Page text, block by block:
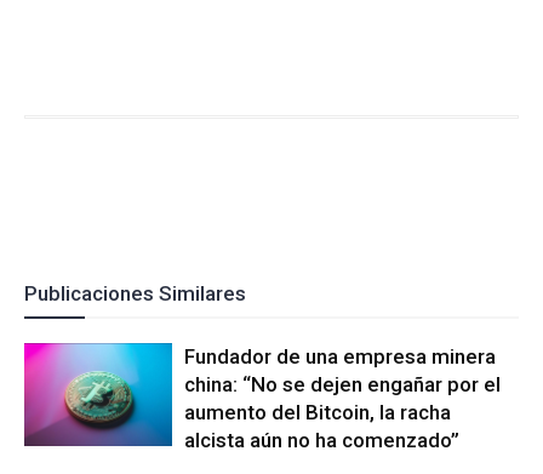
Publicaciones Similares
Fundador de una empresa minera
china: “No se dejen engañar por el
aumento del Bitcoin, la racha
alcista aún no ha comenzado”